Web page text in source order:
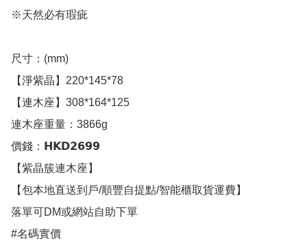
※天然必有瑕疵
尺寸：(mm)
【淨紫晶】220*145*78
【連木座】308*164*125
連木座重量：3866g
價錢：𝗛𝗞𝗗𝟮𝟲𝟵𝟵
【紫晶簇連木座】
【包本地直送到戶/順豐自提點/智能櫃取貨運費】
落單可DM或網站自助下單
#名碼實價